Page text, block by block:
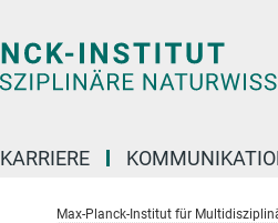
KARRIERE
Max-Planck-Institut für